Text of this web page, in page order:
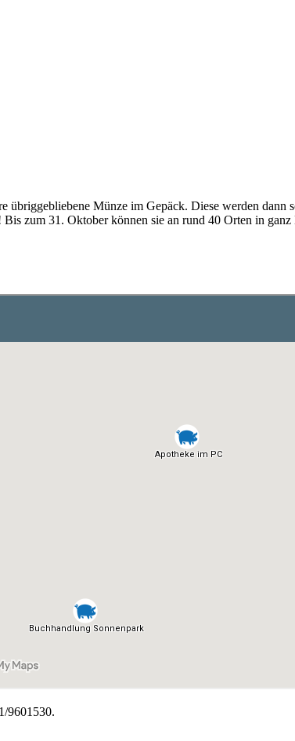
Münze im Gepäck. Diese werden dann
zum 31. Oktober können sie an rund 40 Orten in ganz
9601530.